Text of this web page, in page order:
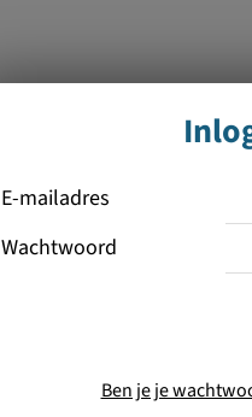
E-mailadres
Wachtwoord
Ben je je